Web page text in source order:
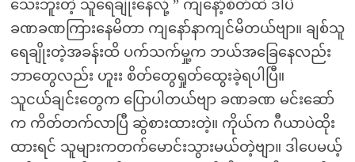
သေးဘူးတဲ့ သူရေချိုးနေလို့ ” ကျနော့်စိတ်ထဲ ဒါပဲ
ခဏခဏကြားနေမိတာ ကျနော်နာကျင်မိတယ်ဗျာ။ ချစ်သူ
ရေချိုးတဲ့အခန်းထိ ပက်သက်မှု့က ဘယ်အခြေနေလည်း
ဘာတွေလည်း ဟူးး စိတ်တွေရှုတ်ထွေးခဲ့ရပါပြီ။
သူငယ်ချင်းတွေက ပြောပါတယ်ဗျာ ခဏခဏ မင်းဆော်
က ကိတ်တက်လာပြီ ဆွဲစားထားတဲ့။ ကိုယ်က ဂီယာပဲထိုး
ထားရင် သူများကတက်မောင်းသွားမယ်တဲ့ဗျာ။ ဒါပေမယ့်